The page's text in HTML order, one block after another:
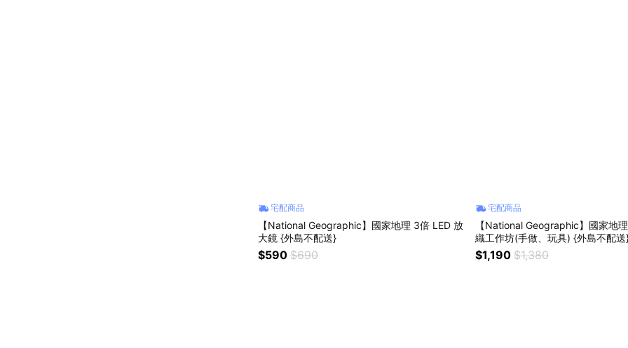
宅配商品
【National Geographic】國家地理 3倍 LED 放
大鏡 {外島不配送}
$590 $690
宅配商品
【National Geographic】國家地理 創意繽紛
織工作坊(手做、玩具) {外島不配送
$1,190 $1,380